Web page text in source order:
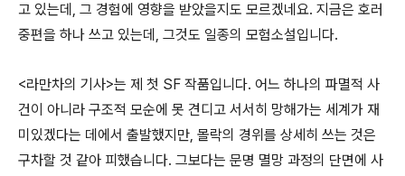
고 있는데, 그 경험에 영향을 받았을지도 모르겠네요. 지금은 호러
중편을 하나 쓰고 있는데, 그것도 일종의 모험소설입니다.
<라만차의 기사>는 제 첫 SF 작품입니다. 어느 하나의 파멸적 사
건이 아니라 구조적 모순에 못 견디고 서서히 망해가는 세계가 재
미있겠다는 데에서 출발했지만, 몰락의 경위를 상세히 쓰는 것은
구차할 것 같아 피했습니다. 그보다는 문명 멸망 과정의 단면에 사